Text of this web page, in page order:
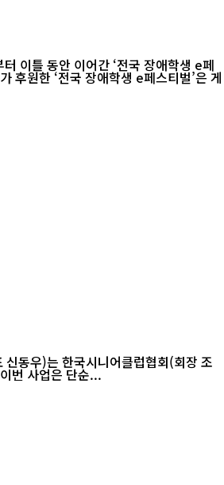
범기)와 함께 오는 8월부터 시니어 바리스타 교육을 재개하고, 올해 연말까지 약 500명의 시니어를 대상으로 전문 바리스타 교육 프로그램을 운영한다고 밝혔다. 이번 사업은 단순...